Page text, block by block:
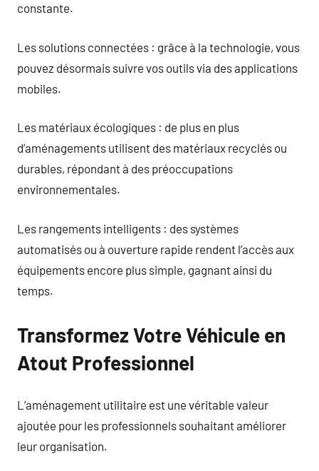
constante.
Les solutions connectées : grâce à la technologie, vous
pouvez désormais suivre vos outils via des applications
mobiles.
Les matériaux écologiques : de plus en plus
d’aménagements utilisent des matériaux recyclés ou
durables, répondant à des préoccupations
environnementales.
Les rangements intelligents : des systèmes
automatisés ou à ouverture rapide rendent l’accès aux
équipements encore plus simple, gagnant ainsi du
temps.
Transformez Votre Véhicule en
Atout Professionnel
L’aménagement utilitaire est une véritable valeur
ajoutée pour les professionnels souhaitant améliorer
leur organisation.